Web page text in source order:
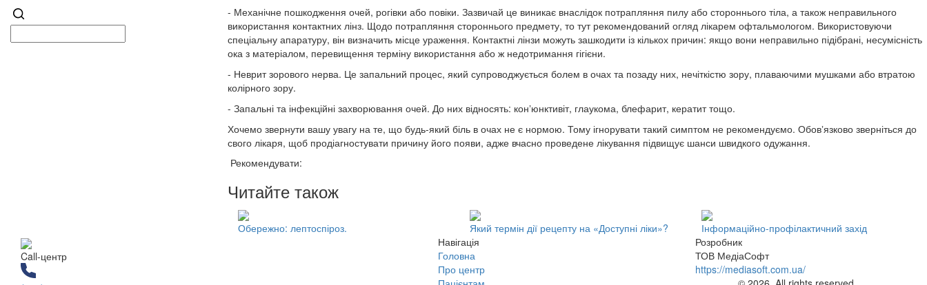
- Механічне пошкодження очей, рогівки або повіки. Зазвичай це виникає внаслідок потрапляння пилу або стороннього тіла, а також неправильного
використання контактних лінз. Щодо потрапляння стороннього предмету, то тут рекомендований огляд лікарем офтальмологом. Використовуючи
спеціальну апаратуру, він визначить місце ураження. Контактні лінзи можуть зашкодити із кількох причин: якщо вони неправильно підібрані, несумісність
ока з матеріалом, перевищення терміну використання або ж недотримання гігієни.
- Неврит зорового нерва. Це запальний процес, який супроводжується болем в очах та позаду них, нечіткістю зору, плаваючими мушками або втратою
колірного зору.
- Запальні та інфекційні захворювання очей. До них відносять: конʼюнктивіт, глаукома, блефарит, кератит тощо.
Хочемо звернути вашу увагу на те, що будь-який біль в очах не є нормою. Тому ігнорувати такий симптом не рекомендуємо. Обовʼязково зверніться до
свого лікаря, щоб продіагностувати причину його появи, адже вчасно проведене лікування підвищує шанси швидкого одужання.
Рекомендувати:
Читайте також
Обережно: лептоспіроз. Який термін дії рецепту на «Доступні ліки»? Інформаційно-профілактичний захід
Call-центр
Навігація
Головна
Про центр
Розробник
ТОВ МедіаСофт
https://mediasoft.com.ua/